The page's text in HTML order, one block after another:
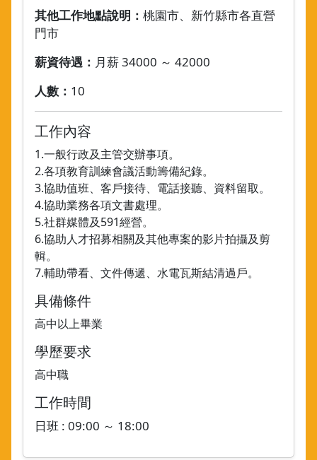
其他工作地點說明： 桃園市、新竹縣市各直營
門市
薪資待遇： 月薪 34000 ～ 42000
人數： 10
工作內容
1.一般行政及主管交辦事項。
2.各項教育訓練會議活動籌備紀錄。
3.協助值班、客戶接待、電話接聽、資料留取。
4.協助業務各項文書處理。
5.社群媒體及591經營。
6.協助人才招募相關及其他專案的影片拍攝及剪
輯。
7.輔助帶看、文件傳遞、水電瓦斯結清過戶。
具備條件
高中以上畢業
學歷要求
高中職
工作時間
日班 : 09:00 ～ 18:00